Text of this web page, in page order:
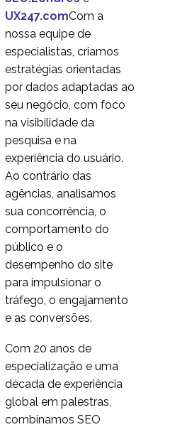
1
deu
Mobile
3
seu UX
2
do
0
de
1
usuário
1
de
de
1
no
UX247.comCom a
nossa equipe de
especialistas, criamos
estratégias orientadas
por dados adaptadas ao
seu negócio, com foco
na visibilidade da
pesquisa e na
experiência do usuário.
Ao contrário das
agências, analisamos
sua concorrência, o
comportamento do
público e o
desempenho do site
para impulsionar o
tráfego, o engajamento
e as conversões.
Com 20 anos de
especialização e uma
década de experiência
global em palestras,
combinamos SEO